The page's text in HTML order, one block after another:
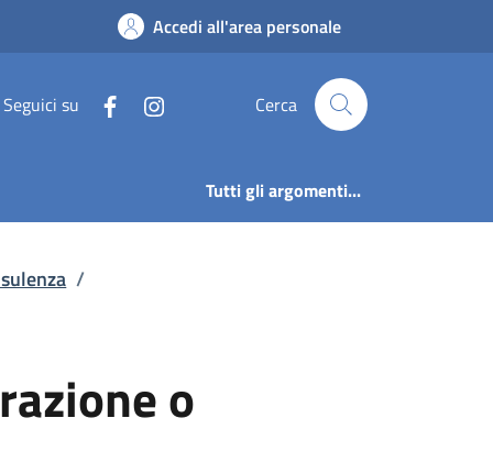
o
Accedi all'area personale
Seguici su Cerca
Tutti gli argomenti...
/
o